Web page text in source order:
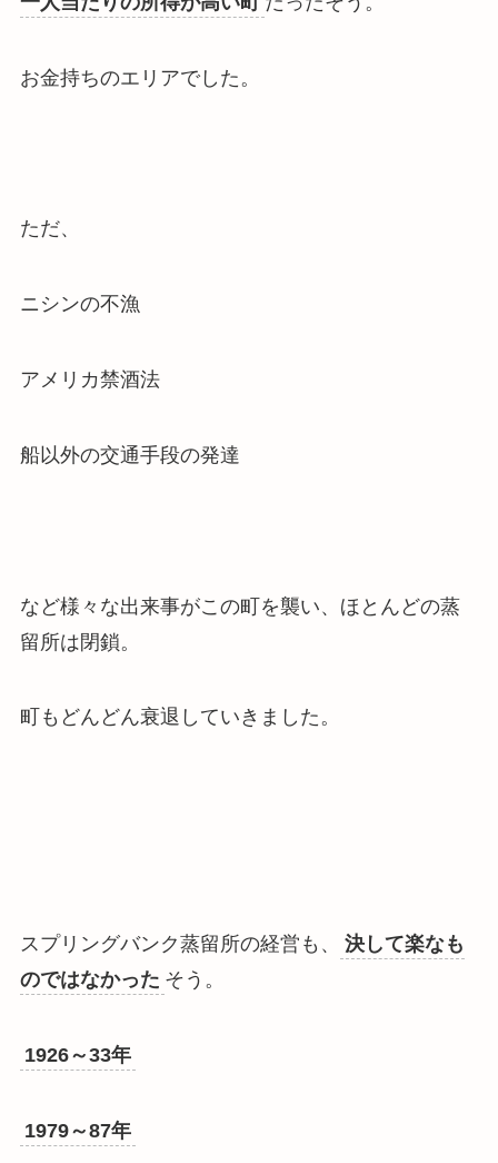
お金持ちのエリアでした。
ただ、
ニシンの不漁
アメリカ禁酒法
船以外の交通手段の発達
など様々な出来事がこの町を襲い、ほとんどの蒸
留所は閉鎖。
町もどんどん衰退していきました。
スプリングバンク蒸留所の経営も、
決して楽なも
のではなかった そう。
1926～33年
1979～87年